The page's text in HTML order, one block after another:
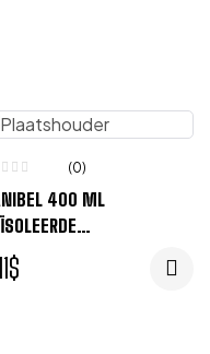
(0)
400 ML
– ZILVER,
$